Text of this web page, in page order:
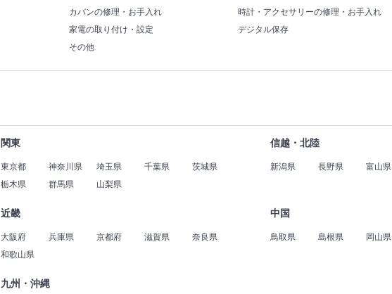
カバンの修理・お手入れ
時計・アクセサリーの修理・お手入れ
家電の取り付け・設定
デジタル保存
その他
関東
東京都 神奈川県 埼玉県 千葉県
茨城県
栃木県
群馬県 山梨県
信越・北陸
新潟県 長野県 富山県
近畿
大阪府 兵庫県 京都府 滋賀県
奈良県
和歌山県
中国
鳥取県 島根県 岡山県
九州・沖縄